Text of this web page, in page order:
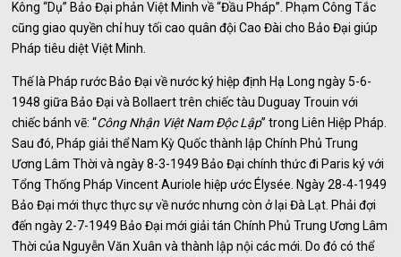
Kông “Dụ” Bảo Đại phản Việt Minh về “Đầu Pháp”. Phạm Công Tắc
cũng giao quyền chỉ huy tối cao quân đội Cao Đài cho Bảo Đại giúp
Pháp tiêu diệt Việt Minh.
Thế là Pháp rước Bảo Đại về nước ký hiệp định Hạ Long ngày 5-6-
1948 giữa Bảo Đại và Bollaert trên chiếc tàu Duguay Trouin với
chiếc bánh vẽ: “Công Nhận Việt Nam Độc Lập” trong Liên Hiệp Pháp.
Sau đó, Pháp giải thể Nam Kỳ Quốc thành lập Chính Phủ Trung
Ương Lâm Thời và ngày 8-3-1949 Bảo Đại chính thức đi Paris ký với
Tổng Thống Pháp Vincent Auriole hiệp ước Élysée. Ngày 28-4-1949
Bảo Đại mới thực thực sự về nước nhưng còn ở lại Đà Lạt. Phải đợi
đến ngày 2-7-1949 Bảo Đại mới giải tán Chính Phủ Trung Ương Lâm
Thời của Nguyễn Văn Xuân và thành lập nội các mới. Do đó có thể